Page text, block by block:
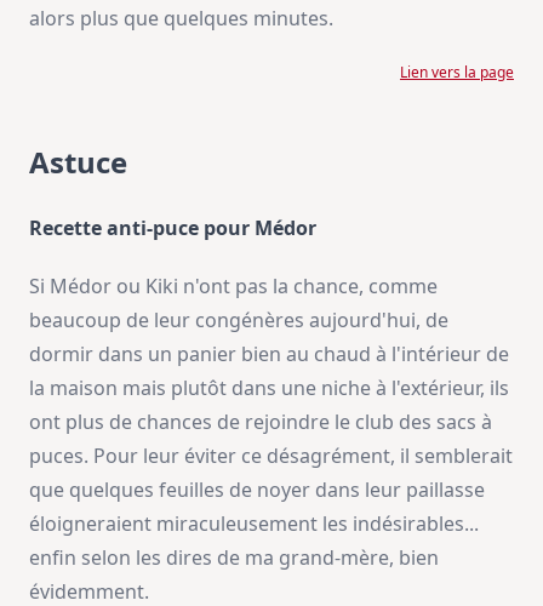
alors plus que quelques minutes.
Lien vers la page
Astuce
Recette anti-puce pour Médor
Si Médor ou Kiki n'ont pas la chance, comme
beaucoup de leur congénères aujourd'hui, de
dormir dans un panier bien au chaud à l'intérieur de
la maison mais plutôt dans une niche à l'extérieur, ils
ont plus de chances de rejoindre le club des sacs à
puces. Pour leur éviter ce désagrément, il semblerait
que quelques feuilles de noyer dans leur paillasse
éloigneraient miraculeusement les indésirables...
enfin selon les dires de ma grand-mère, bien
évidemment.